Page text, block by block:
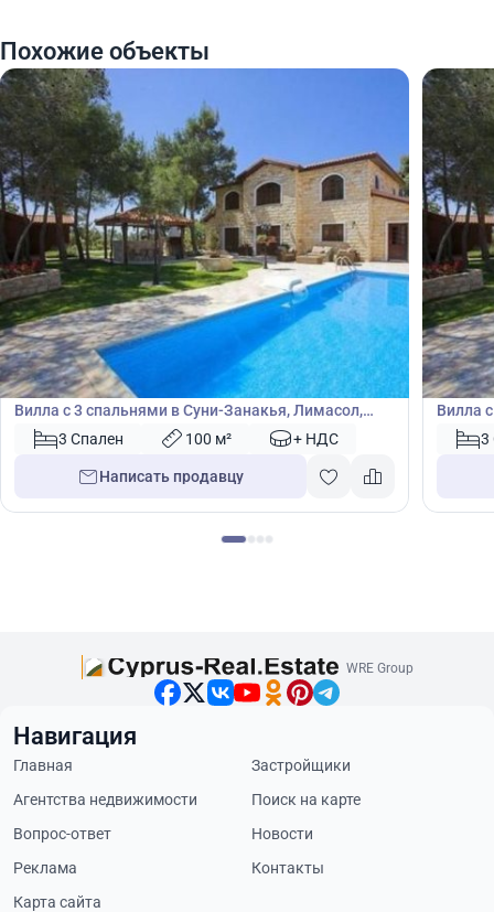
Похожие объекты
€340 000
Вилла
Вилла с 3 спальнями в Суни-Занакья, Лимасол,
Кипр № 50618
3 Спален 100 м² + НДС
Написать продавцу
€340
Вилла
Вилла
Кипр3
WRE Group
Навигация
Главная
Застройщики
Агентства недвижимости
Поиск на карте
Вопрос-ответ
Новости
Реклама
Контакты
Карта сайта